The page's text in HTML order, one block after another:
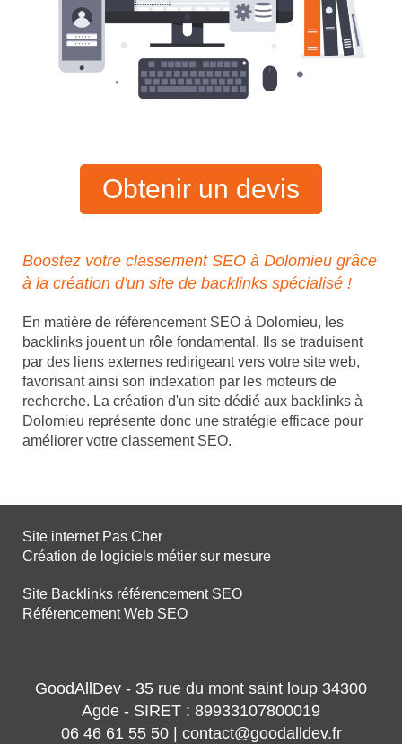
Obtenir un devis
Boostez votre classement SEO à Dolomieu grâce
à la création d'un site de backlinks spécialisé !
En matière de référencement SEO à Dolomieu, les
backlinks jouent un rôle fondamental. Ils se traduisent
par des liens externes redirigeant vers votre site web,
favorisant ainsi son indexation par les moteurs de
recherche. La création d'un site dédié aux backlinks à
Dolomieu représente donc une stratégie efficace pour
améliorer votre classement SEO.
Site internet Pas Cher
Création de logiciels métier sur mesure
Site Backlinks référencement SEO
Référencement Web SEO
GoodAllDev - 35 rue du mont saint loup 34300
Agde - SIRET : 89933107800019
06 46 61 55 50 | contact@goodalldev.fr